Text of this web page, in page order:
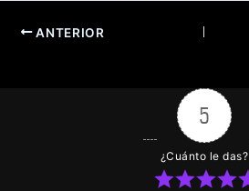
ANTERIOR
5
¿Cuánto le das?